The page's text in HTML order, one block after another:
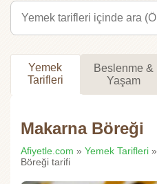
Yemek
Tarifleri
Beslenme &
Yaşam
Makarna Böreği
Afiyetle.com » Yemek Tarifleri »
Böreği tarifi